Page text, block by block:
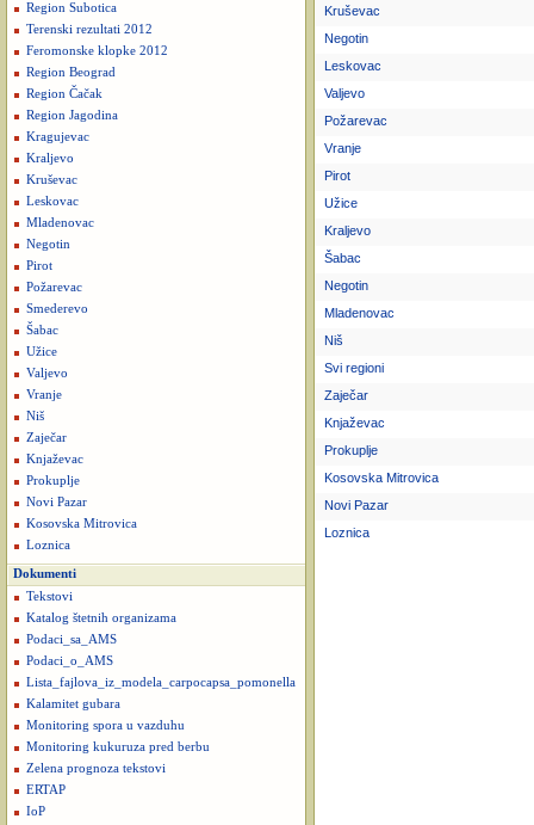
Region Subotica
Terenski rezultati 2012
Feromonske klopke 2012
Region Beograd
Region Čačak
Region Jagodina
Kragujevac
Kraljevo
Kruševac
Leskovac
Mladenovac
Negotin
Pirot
Požarevac
Smederevo
Šabac
Užice
Valjevo
Vranje
Niš
Zaječar
Knjaževac
Prokuplje
Novi Pazar
Kosovska Mitrovica
Loznica
Dokumenti
Tekstovi
Katalog štetnih organizama
Podaci_sa_AMS
Podaci_o_AMS
Lista_fajlova_iz_modela_carpocapsa_pomonella
Kalamitet gubara
Monitoring spora u vazduhu
Monitoring kukuruza pred berbu
Zelena prognoza tekstovi
ERTAP
IoP
Kruševac
Negotin
Leskovac
Valjevo
Požarevac
Vranje
Pirot
Užice
Kraljevo
Šabac
Negotin
Mladenovac
Niš
Svi regioni
Zaječar
Knjaževac
Prokuplje
Kosovska Mitrovica
Novi Pazar
Loznica